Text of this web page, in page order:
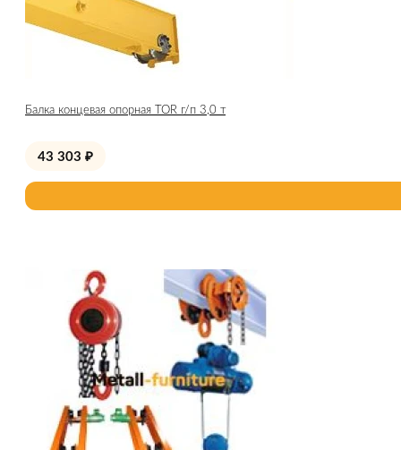
Балка концевая опорная TOR г/п 3,0 т
43 303 ₽